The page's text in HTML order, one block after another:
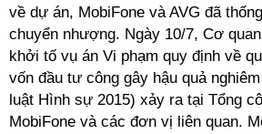
về dự án, MobiFone và AVG đã
chuyển nhượng. Ngày 10/7, Cơ
khởi tố vụ án Vi phạm quy định về
vốn đầu tư công gây hậu quả
luật Hình sự 2015) xảy ra tại Tổng
MobiFone và các đơn vị liên quan.